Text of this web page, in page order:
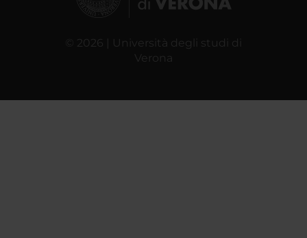
© 2026 | Università degli studi di
Verona